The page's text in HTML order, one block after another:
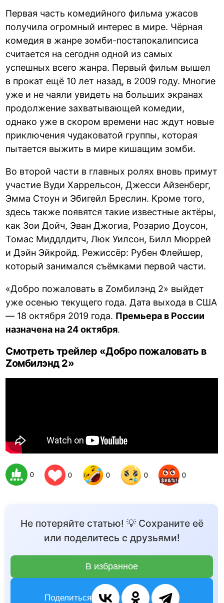
Первая часть комедийного фильма ужасов
получила огромный интерес в мире. Чёрная
комедия в жанре зомби-постапокалипсиса
считается на сегодня одной из самых
успешных всего жанра. Первый фильм вышел
в прокат ещё 10 лет назад, в 2009 году. Многие
уже и не чаяли увидеть на больших экранах
продолжение захватывающей комедии,
однако уже в скором времени нас ждут новые
приключения чудаковатой группы, которая
пытается выжить в мире кишащим зомби.
Во второй части в главных ролях вновь примут
участие Вуди Харрельсон, Джесси Айзенберг,
Эмма Стоун и Эбигейл Бреслин. Кроме того,
здесь также появятся такие известные актёры,
как Зои Дойч, Эван Джогиа, Розарио Доусон,
Томас Миддлдитч, Люк Уилсон, Билл Мюррей
и Дэйн Эйкройд. Режиссёр: Рубен Флейшер,
который занимался съёмками первой части.
«Добро пожаловать в Zомбилэнд 2» выйдет
уже осенью текущего года. Дата выхода в США
— 18 октября 2019 года. Премьера в России
назначена на 24 октября.
Смотреть трейлер «Добро пожаловать в
Zомбилэнд 2»
0 0 0 0 0
Не потеряйте статью! 💡 Сохраните её
или поделитесь с друзьями!
В избранное
Поделиться